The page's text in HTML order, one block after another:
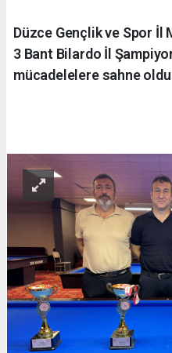
Düzce Gençlik ve Spor İl
3 Bant Bilardo İl
mücadelelere sahne